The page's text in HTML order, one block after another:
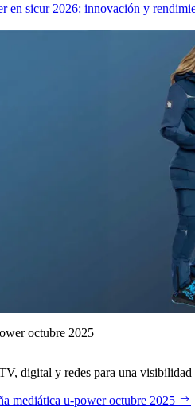
en sicur 2026: innovación y
octubre 2025
digital y redes para una
mediática u‑power octubre 2025